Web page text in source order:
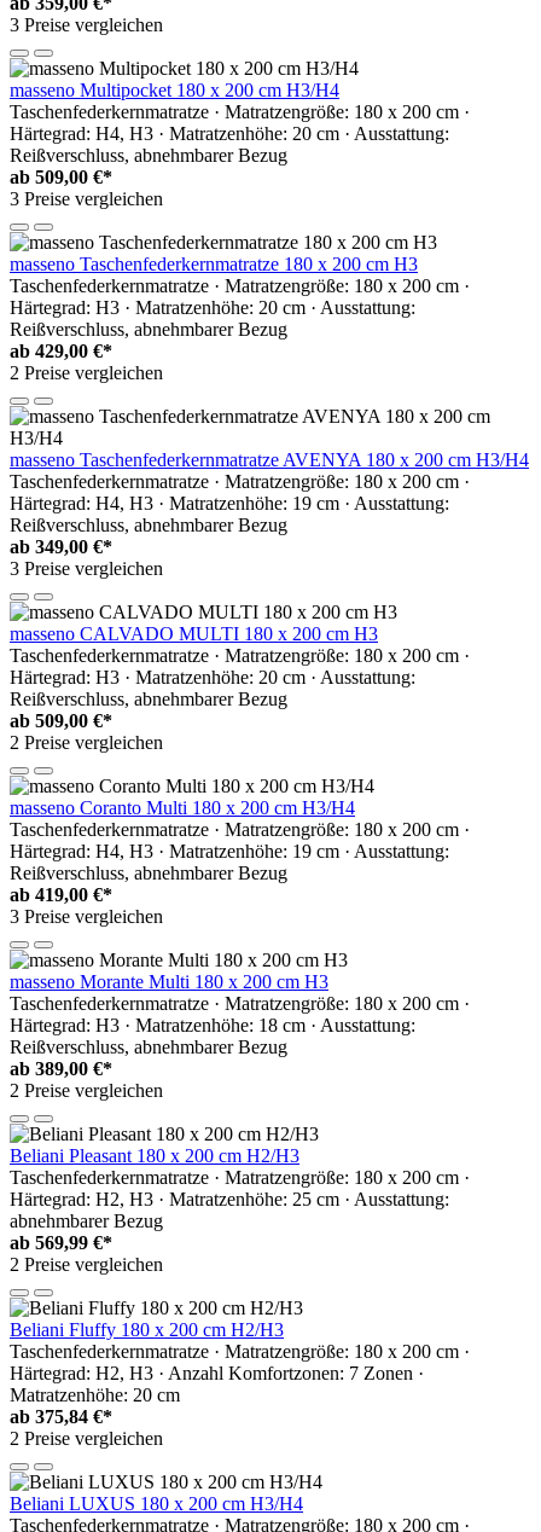
3 Preise vergleichen
masseno Multipocket 180 x 200 cm H3/H4
Taschenfederkernmatratze · Matratzengröße: 180 x 200 cm ·
Härtegrad: H4, H3 · Matratzenhöhe: 20 cm · Ausstattung:
Reißverschluss, abnehmbarer Bezug
ab 509,00 €*
3 Preise vergleichen
masseno Taschenfederkernmatratze 180 x 200 cm H3
Taschenfederkernmatratze · Matratzengröße: 180 x 200 cm ·
Härtegrad: H3 · Matratzenhöhe: 20 cm · Ausstattung:
Reißverschluss, abnehmbarer Bezug
ab 429,00 €*
2 Preise vergleichen
masseno Taschenfederkernmatratze AVENYA 180 x 200 cm H3/H4
Taschenfederkernmatratze · Matratzengröße: 180 x 200 cm ·
Härtegrad: H4, H3 · Matratzenhöhe: 19 cm · Ausstattung:
Reißverschluss, abnehmbarer Bezug
ab 349,00 €*
3 Preise vergleichen
masseno CALVADO MULTI 180 x 200 cm H3
Taschenfederkernmatratze · Matratzengröße: 180 x 200 cm ·
Härtegrad: H3 · Matratzenhöhe: 20 cm · Ausstattung:
Reißverschluss, abnehmbarer Bezug
ab 509,00 €*
2 Preise vergleichen
masseno Coranto Multi 180 x 200 cm H3/H4
Taschenfederkernmatratze · Matratzengröße: 180 x 200 cm ·
Härtegrad: H4, H3 · Matratzenhöhe: 19 cm · Ausstattung:
Reißverschluss, abnehmbarer Bezug
ab 419,00 €*
3 Preise vergleichen
masseno Morante Multi 180 x 200 cm H3
Taschenfederkernmatratze · Matratzengröße: 180 x 200 cm ·
Härtegrad: H3 · Matratzenhöhe: 18 cm · Ausstattung:
Reißverschluss, abnehmbarer Bezug
ab 389,00 €*
2 Preise vergleichen
Beliani Pleasant 180 x 200 cm H2/H3
Taschenfederkernmatratze · Matratzengröße: 180 x 200 cm ·
Härtegrad: H2, H3 · Matratzenhöhe: 25 cm · Ausstattung:
abnehmbarer Bezug
ab 569,99 €*
2 Preise vergleichen
Beliani Fluffy 180 x 200 cm H2/H3
Taschenfederkernmatratze · Matratzengröße: 180 x 200 cm ·
Härtegrad: H2, H3 · Anzahl Komfortzonen: 7 Zonen ·
Matratzenhöhe: 20 cm
ab 375,84 €*
2 Preise vergleichen
Beliani LUXUS 180 x 200 cm H3/H4
Taschenfederkernmatratze · Matratzengröße: 180 x 200 cm ·